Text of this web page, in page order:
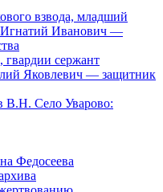
взвода, младший
Игнатий Иванович —
сержант
Яковлевич — защитник
В.Н. Село Уварово:
Федосеева